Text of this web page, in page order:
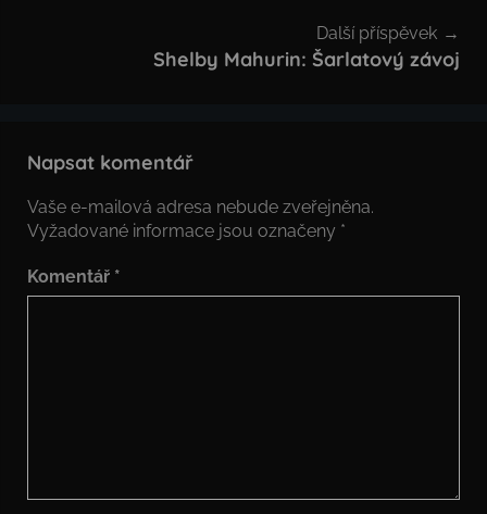
Další příspěvek
Shelby Mahurin: Šarlatový závoj
Napsat komentář
Vaše e-mailová adresa nebude zveřejněna.
Vyžadované informace jsou označeny *
Komentář *